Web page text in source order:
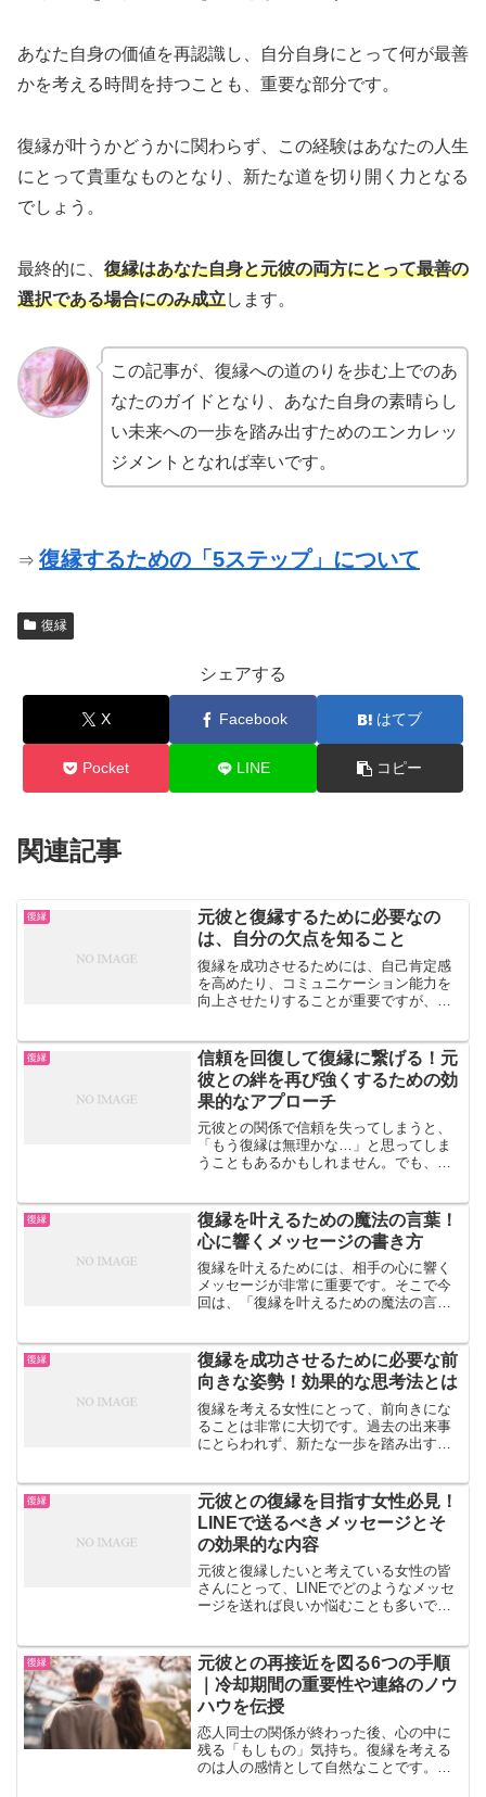
あなた自身の価値を再認識し、自分自身にとって何が最善
かを考える時間を持つことも、重要な部分です。
復縁が叶うかどうかに関わらず、この経験はあなたの人生
にとって貴重なものとなり、新たな道を切り開く力となる
でしょう。
最終的に、 復縁はあなた自身と元彼の両方にとって最善の
選択である場合にのみ成立します。
この記事が、復縁への道のりを歩む上でのあ
なたのガイドとなり、あなた自身の素晴らし
い未来への一歩を踏み出すためのエンカレッ
ジメントとなれば幸いです。
⇒ 復縁するための「5ステップ」について
復縁
シェアする
X Facebook はてブ
Pocket LINE コピー
関連記事
復縁
元彼と復縁するために必要なの
は、自分の欠点を知ること
復縁を成功させるためには、自己肯定感
を高めたり、コミュニケーション能力を
向上させたりすることが重要ですが、自
欠点を知り、改善していけばよいのでし
ょうか。その方法を詳しく...
復縁
信頼を回復して復縁に繋げる！元
彼との絆を再び強くするための効
果的なアプローチ
元彼との関係で信頼を失ってしまうと、
「もう復縁は無理かな…」と思ってしま
うこともあるかもしれません。でも、信
記事では、信頼を取り戻し、復縁に繋げ
るための具体的な方法や心...
復縁
復縁を叶えるための魔法の言葉！
心に響くメッセージの書き方
復縁を叶えるためには、相手の心に響く
メッセージが非常に重要です。そこで今
回は、「復縁を叶えるための魔法の言
相手の心に届く素晴らしいメッセージを
書いて、復縁への一歩を踏み...
復縁
復縁を成功させるために必要な前
向きな姿勢！効果的な思考法とは
復縁を考える女性にとって、前向きにな
ることは非常に大切です。過去の出来事
にとらわれず、新たな一歩を踏み出すた
のような姿勢が、復縁への道を明るく照
らしてくれるかもしれませ...
復縁
元彼との復縁を目指す女性必見！
LINEで送るべきメッセージとそ
の効果的な内容
元彼と復縁したいと考えている女性の皆
さんにとって、LINEでどのようなメッセ
ージを送れば良いか悩むことも多いでし
なるかもしれません。しかし、どのよう
にアプローチすれば良い...
復縁
元彼との再接近を図る6つの手順
｜冷却期間の重要性や連絡のノウ
ハウを伝授
恋人同士の関係が終わった後、心の中に
残る「もしもの」気持ち。復縁を考える
のは人の感情として自然なことです。し